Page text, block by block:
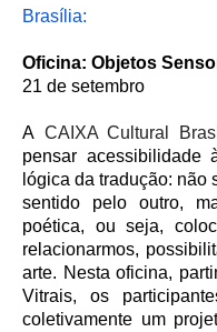
Brasília:
Oficina: Objetos
21 de setembro
A CAIXA Cultural
pensar
lógica da tradução: não
sentido pelo outro,
poética, ou seja,
relacionarmos,
arte. Nesta oficina,
Vitrais, os
coletivamente um